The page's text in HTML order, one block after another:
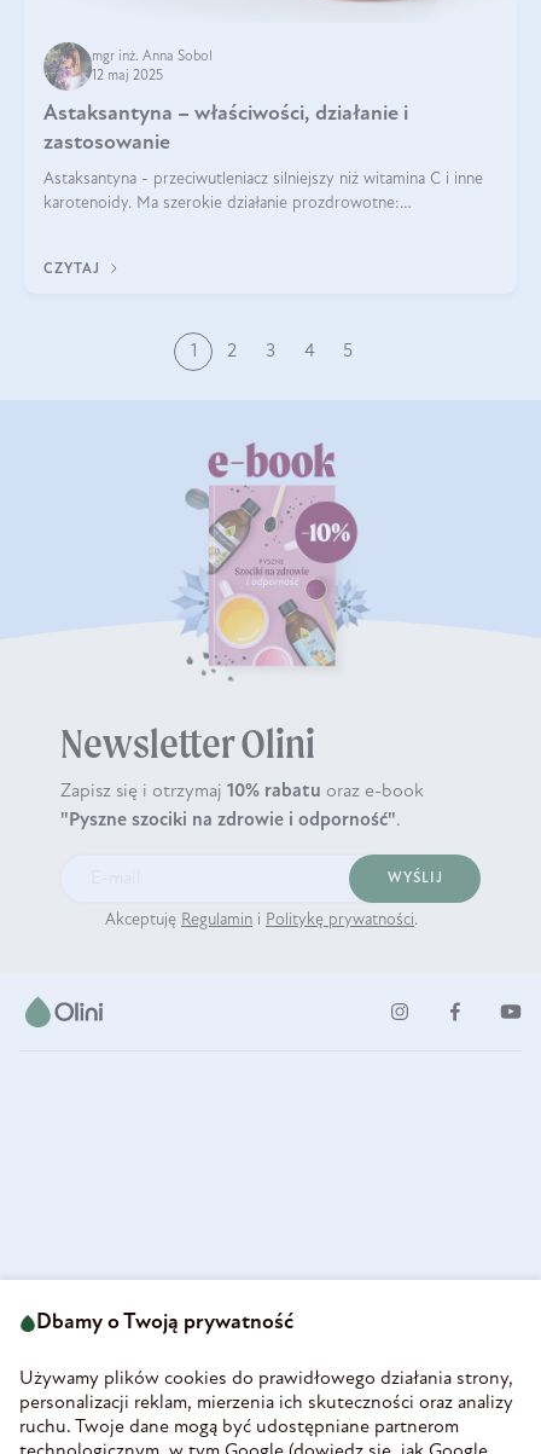
mgr inż. Anna Sobol
12 maj 2025
Astaksantyna – właściwości, działanie i
zastosowanie
Astaksantyna - przeciwutleniacz silniejszy niż witamina C i inne
karotenoidy. Ma szerokie działanie prozdrowotne:
CZYTAJ
1 2 3 4 5
Newsletter Olini
Zapisz się i otrzymaj 10% rabatu oraz e-book
"Pyszne szociki na zdrowie i odporność".
WYŚLIJ
Akceptuję Regulamin i Politykę prywatności.
58-160 Świebodzice
REGON 890213034
INFORMACJE
Dbamy o Twoją prywatność
Używamy plików cookies do prawidłowego działania strony,
personalizacji reklam, mierzenia ich skuteczności oraz analizy
ruchu. Twoje dane mogą być udostępniane partnerom